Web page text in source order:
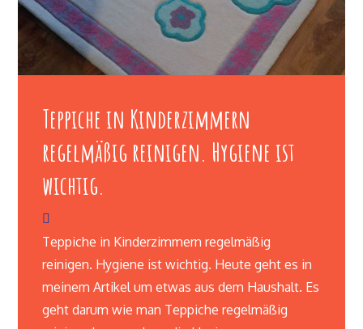
Teppiche in Kinderzimmern
regelmäßig reinigen. Hygiene ist
wichtig.
Teppiche in Kinderzimmern regelmäßig
reinigen. Hygiene ist wichtig. Heute geht es in
meinem Artikel um etwas aus dem Haushalt. Es
geht darum wie man Teppiche regelmäßig